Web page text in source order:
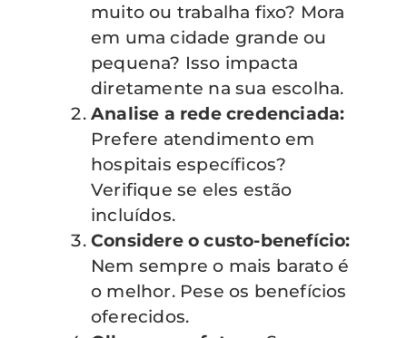
muito ou trabalha fixo? Mora
em uma cidade grande ou
pequena? Isso impacta
diretamente na sua escolha.
Analise a rede credenciada:
Prefere atendimento em
hospitais específicos?
Verifique se eles estão
incluídos.
Considere o custo-benefício:
Nem sempre o mais barato é
o melhor. Pese os benefícios
oferecidos.